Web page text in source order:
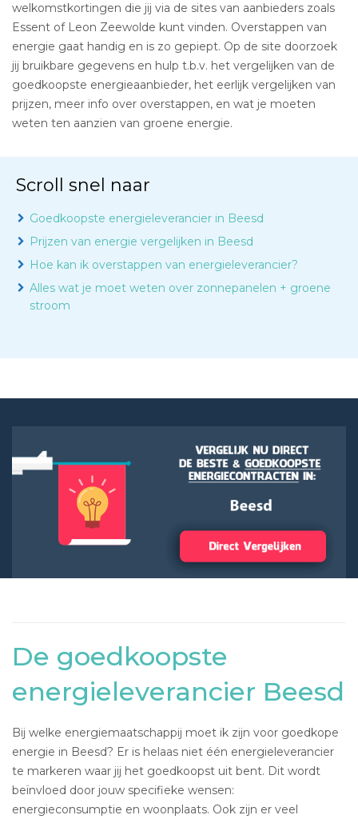
welkomstkortingen die jij via de sites van aanbieders zoals
Essent of Leon Zeewolde kunt vinden. Overstappen van
energie gaat handig en is zo gepiept. Op de site doorzoek
jij bruikbare gegevens en hulp t.b.v. het vergelijken van de
goedkoopste energieaanbieder, het eerlijk vergelijken van
prijzen, meer info over overstappen, en wat je moeten
weten ten aanzien van groene energie.
Scroll snel naar
Goedkoopste energieleverancier in Beesd
Prijzen van energie vergelijken in Beesd
Hoe kan ik overstappen van energieleverancier?
Alles wat je moet weten over zonnepanelen + groene
stroom
De goedkoopste
energieleverancier Beesd
Bij welke energiemaatschappij moet ik zijn voor goedkope
energie in Beesd? Er is helaas niet één energieleverancier
te markeren waar jij het goedkoopst uit bent. Dit wordt
beïnvloed door jouw specifieke wensen:
energieconsumptie en woonplaats. Ook zijn er veel